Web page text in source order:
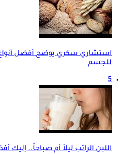
استشاري سكري يوضح أفضل أنواع
للجسم
5
اللبن الرائب ليلاً أم صباحاً.. إليك